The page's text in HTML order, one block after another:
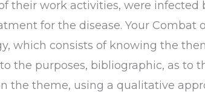
their work activities, were
for the disease. Your Combat
which consists of knowing the
the purposes, bibliographic, as to
the theme, using a qualitative